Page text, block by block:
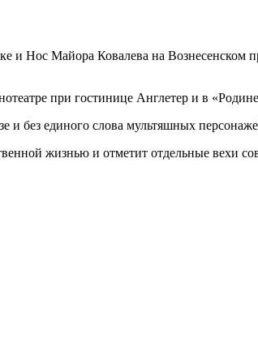
Нос Майора Ковалева на Вознесенском
при гостинице Англетер и в
и без единого слова мультяшных
жизнью и отметит отдельные вехи